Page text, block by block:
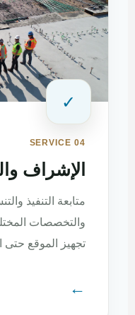
✓
SERVICE 04
الإشراف
متابعة التنفيذ
والتخصصات
تجهيز الموقع حتى
←